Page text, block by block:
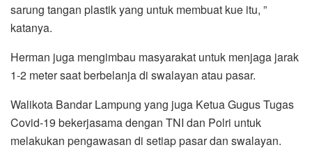
sarung tangan plastik yang untuk membuat kue itu, ”
katanya.
Herman juga mengimbau masyarakat untuk menjaga jarak
1-2 meter saat berbelanja di swalayan atau pasar.
Walikota Bandar Lampung yang juga Ketua Gugus Tugas
Covid-19 bekerjasama dengan TNI dan Polri untuk
melakukan pengawasan di setiap pasar dan swalayan.